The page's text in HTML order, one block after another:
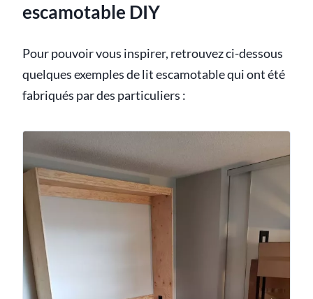
escamotable DIY
Pour pouvoir vous inspirer, retrouvez ci-dessous
quelques exemples de lit escamotable qui ont été
fabriqués par des particuliers :